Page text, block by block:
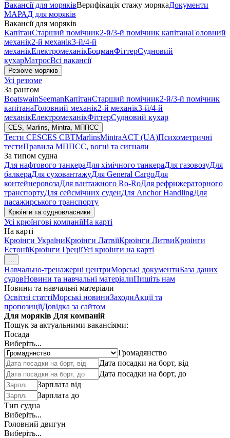
Вакансії для моряківВерифікація стажу морякаДокументи
МАРАД для моряків
Вакансії для моряків
КапітанСтарший помічник2-й/3-й помічник капітанаГоловний
механік2-й механік3-й/4-й
механікЕлектромеханікБоцманФіттерСудновий
кухарМатросВсі вакансії
Резюме моряків
Усі резюме
За рангом
BoatswainSeemanКапітанСтарший помічник2-й/3-й помічник
капітанаГоловний механік2-й механік3-й/4-й
механікЕлектромеханікФіттерСудновий кухар
CES, Marlins, Mintra, МППСС
Тести CESCES CBTMarlinsMintraACT (UA)Психометричні
тестиПравила МППСС, вогні та сигнали
За типом судна
Для нафтового танкераДля хімічного танкераДля газовозуДля
балкераДля суховантажуДля General CargoДля
контейнеровозаДля вантажного Ro-RoДля рефрижераторного
транспортуДля сейсмічних суденДля Anchor HandlingДля
пасажирського транспорту
Крюінги та судновласники
Усі крюїнгові компаніїНа карті
На карті
Крюінги УкраїниКрюінги ЛатвіїКрюінги ЛитвиКрюінги
ЕстоніїКрюінги ГреціїУсі крюінги на карті
...
Навчально-тренажерні центриМорські документиБаза даних
судовНовини та навчальні матеріалиПишіть нам
Новини та навчальні матеріали
Освітні статтіМорські новиниЗаходиАкції та
пропозиціїДовідка за сайтом
Для моряків Для компаній
Пошук за актуальними вакансіями:
Посада
Виберіть...
Громадянство
Дата посадки на борт, від
Дата посадки на борт, до
Зарплата від
Зарплата до
Тип судна
Виберіть...
Головний двигун
Виберіть...